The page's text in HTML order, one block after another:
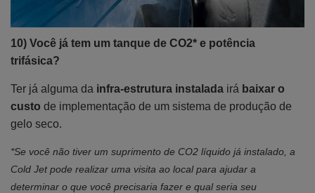
10) Você já tem um tanque de CO2* e potência
trifásica?
Ter já alguma da infra-estrutura instalada irá baixar o
custo de implementação de um sistema de produção de
gelo seco.
*Se você não tiver um suprimento de CO2 líquido já instalado, a
Cold Jet pode realizar uma visita ao local para ajudar a
determinar o que você precisaria fazer e qual seria seu